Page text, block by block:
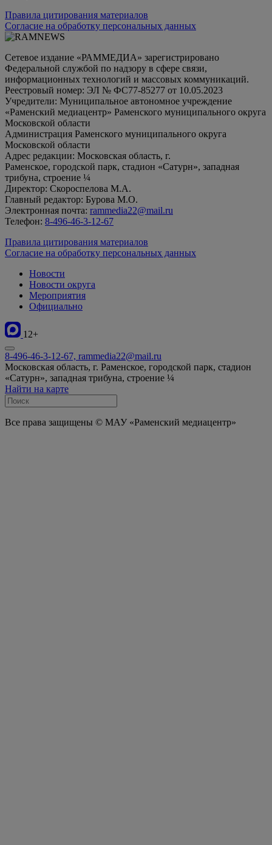
Правила цитирования материалов
Согласие на обработку персональных данных
Сетевое издание «РАММЕДИА» зарегистрировано
Федеральной службой по надзору в сфере связи,
информационных технологий и массовых коммуникаций.
Реестровый номер: ЭЛ № ФС77-85277 от 10.05.2023
Учредители: Муниципальное автономное учреждение
«Раменский медиацентр» Раменского муниципального округа
Московской области
Администрация Раменского муниципального округа
Московской области
Адрес редакции: Московская область, г.
Раменское, городской парк, стадион «Сатурн», западная
трибуна, строение ¼
Директор: Скороспелова М.А.
Главный редактор: Бурова М.О.
Электронная почта: rammedia22@mail.ru
Телефон: 8-496-46-3-12-67
Правила цитирования материалов
Согласие на обработку персональных данных
Новости
Новости округа
Мероприятия
Официально
12+
8-496-46-3-12-67, rammedia22@mail.ru
Московская область, г. Раменское, городской парк, стадион
«Сатурн», западная трибуна, строение ¼
Найти на карте
Все права защищены © МАУ «Раменский медиацентр»